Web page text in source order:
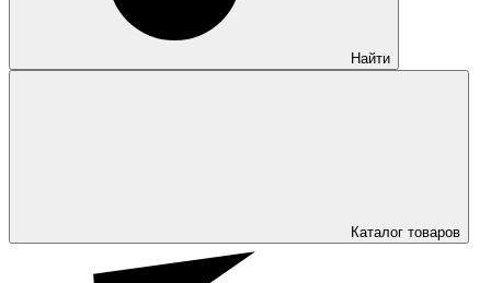
Найти
Каталог товаров